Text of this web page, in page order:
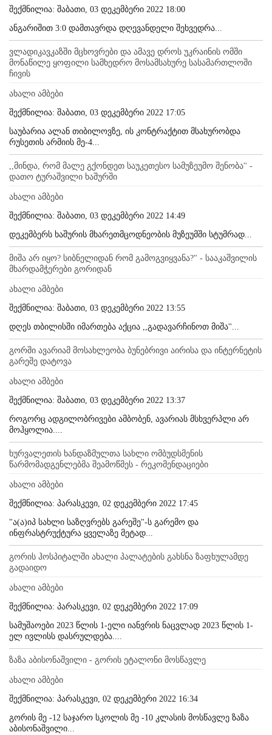
შექმნილია: შაბათი, 03 დეკემბერი 2022 18:00
ანგარიშით 3:0 დამთავრდა დღევანდელი შეხვედრა...
ვლადიკავკაზში მცხოვრები და ამავე დროს უკრაინის ომში
მონაწილე ყოფილი სამხედრო მოსამსახურე სასამართლოში
ჩივის
ახალი ამბები
შექმნილია: შაბათი, 03 დეკემბერი 2022 17:05
საუბარია ალან თიბილოვზე, ის კონტრაქტით მსახურობდა
რუსეთის არმიის მე-4...
,,მინდა, რომ მალე გქონდეთ საუკეთესო სამუზეუმო შენობა'' -
დათო ტურაშვილი ხაშურში
ახალი ამბები
შექმნილია: შაბათი, 03 დეკემბერი 2022 14:49
დეკემბერს ხაშურის მხარეთმცოდნეობის მუზეუმში სტუმრად...
მიშა არ იყო? სიბნელიდან რომ გამოგვიყვანა?" - სააკაშვილის
მხარდამჭერები გორიდან
ახალი ამბები
შექმნილია: შაბათი, 03 დეკემბერი 2022 13:55
დღეს თბილისში იმართება აქცია ,,გადავარჩინოთ მიშა''...
გორში ავარიამ მოსახლეობა ბუნებრივი აირისა და ინტერნეტის
გარეშე დატოვა
ახალი ამბები
შექმნილია: შაბათი, 03 დეკემბერი 2022 13:37
როგორც ადგილობრივები ამბობენ, ავარიას მსხვერპლი არ
მოჰყოლია....
ხურვალეთის ხანდაზმულთა სახლი ომბუდსმენის
წარმომადგენლებმა შეამოწმეს - რეკომენდაციები
ახალი ამბები
შექმნილია: პარასკევი, 02 დეკემბერი 2022 17:45
"ა(ა)იპ სახლი საზღვრებს გარეშე"-ს გარემო და
ინფრასტრუქტურა ყველაზე მეტად...
გორის ჰოსპიტალში ახალი პალატების გახსნა ზაფხულამდე
გადაიდო
ახალი ამბები
შექმნილია: პარასკევი, 02 დეკემბერი 2022 17:09
სამუშაოები 2023 წლის 1-ელი იანვრის ნაცვლად 2023 წლის 1-
ელ ივლისს დასრულდება....
ზაზა აბისონაშვილი - გორის ეტალონი მოსწავლე
ახალი ამბები
შექმნილია: პარასკევი, 02 დეკემბერი 2022 16:34
გორის მე -12 საჯარო სკოლის მე -10 კლასის მოსწავლე ზაზა
აბისონაშვილი...